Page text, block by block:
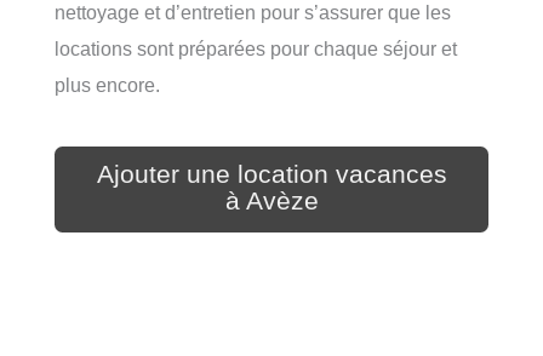
nettoyage et d’entretien pour s’assurer que les
locations sont préparées pour chaque séjour et
plus encore.
Ajouter une location vacances
à Avèze